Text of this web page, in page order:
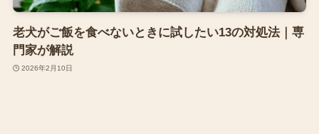
老犬がご飯を食べないときに試したい13の対処法｜専
門家が解説
2026年2月10日